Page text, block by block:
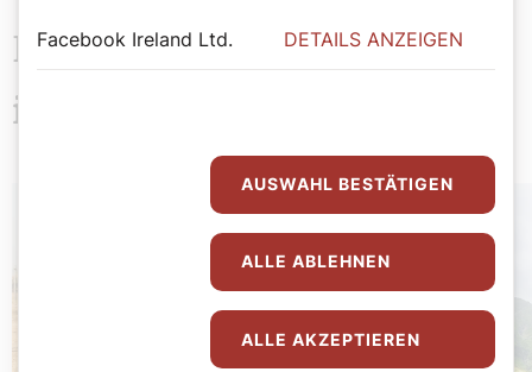
Das könnte Sie auch
interessieren
Facebook Ireland Ltd. DETAILS ANZEIGEN
AUSWAHL BESTÄTIGEN
ALLE ABLEHNEN
ALLE AKZEPTIEREN